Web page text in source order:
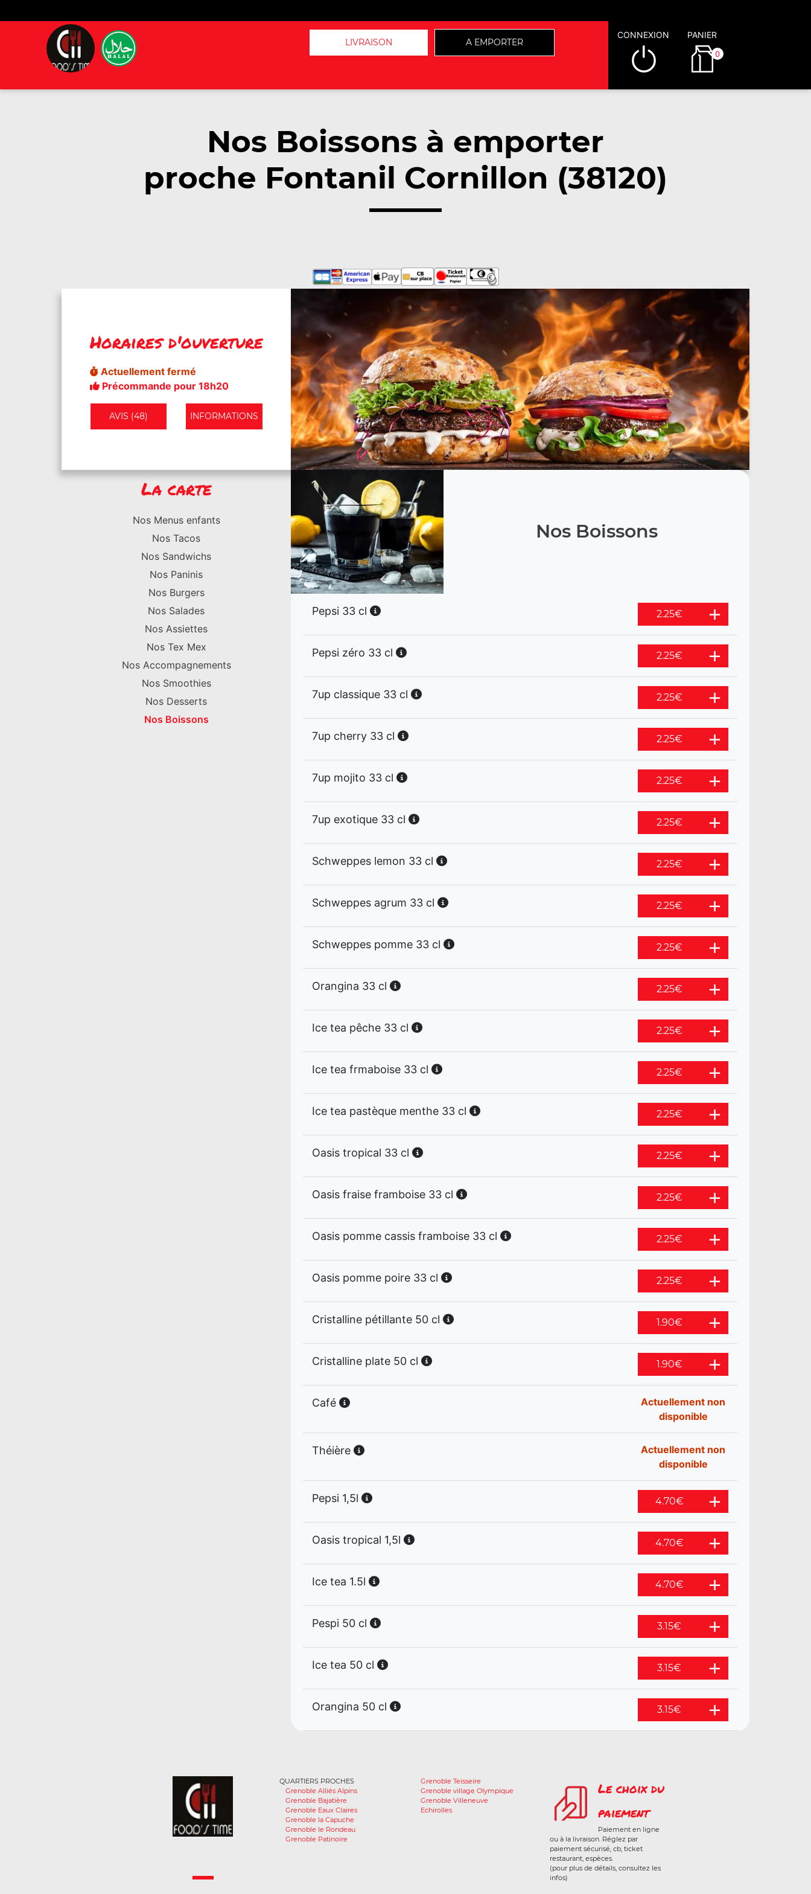
LIVRAISON A EMPORTER
CONNEXION PANIER
0
Nos Boissons à emporter
proche Fontanil Cornillon (38120)
Horaires d'ouverture
Actuellement fermé
Précommande pour 18h20
AVIS (48) INFORMATIONS
La carte
Nos Menus enfants
Nos Tacos
Nos Sandwichs
Nos Paninis
Nos Burgers
Nos Salades
Nos Assiettes
Nos Tex Mex
Nos Accompagnements
Nos Smoothies
Nos Desserts
Nos Boissons
Nos Boissons
Pepsi 33 cl 2.25€
Pepsi zéro 33 cl 2.25€
7up classique 33 cl 2.25€
7up cherry 33 cl 2.25€
7up mojito 33 cl 2.25€
7up exotique 33 cl 2.25€
Schweppes lemon 33 cl 2.25€
Schweppes agrum 33 cl 2.25€
Schweppes pomme 33 cl 2.25€
Orangina 33 cl 2.25€
Ice tea pêche 33 cl 2.25€
Ice tea frmaboise 33 cl 2.25€
Ice tea pastèque menthe 33 cl 2.25€
Oasis tropical 33 cl 2.25€
Oasis fraise framboise 33 cl 2.25€
Oasis pomme cassis framboise 33 cl 2.25€
Oasis pomme poire 33 cl 2.25€
Cristalline pétillante 50 cl 1.90€
Cristalline plate 50 cl 1.90€
Café
Actuellement non
disponible
Théière
Actuellement non
disponible
Pepsi 1,5l 4.70€
Oasis tropical 1,5l 4.70€
Ice tea 1.5l 4.70€
Pespi 50 cl 3.15€
Ice tea 50 cl 3.15€
Orangina 50 cl 3.15€
QUARTIERS PROCHES
Grenoble Alliés Alpins
Grenoble Bajatière
Grenoble Eaux Claires
Grenoble la Capuche
Grenoble le Rondeau
Grenoble Patinoire
Grenoble Teisseire
Grenoble village Olympique
Grenoble Villeneuve
Echirolles
Le choix du
paiement
Paiement en ligne
ou à la livraison. Réglez par
paiement sécurisé, cb, ticket
restaurant, espèces.
(pour plus de détails, consultez les
infos)